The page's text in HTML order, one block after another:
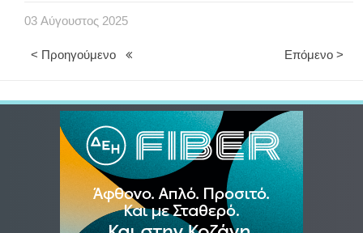
03 Αύγουστος 2025
< Προηγούμενο Επόμενο >